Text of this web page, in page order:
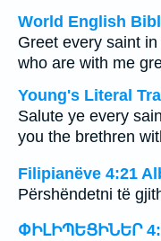
World English
Greet every saint
who are with me
Young's Literal
Salute ye every
you the brethren
Filipianëve 4:21
Përshëndetni të
ՓԻԼԻՊԵՑԻՆԵՐ